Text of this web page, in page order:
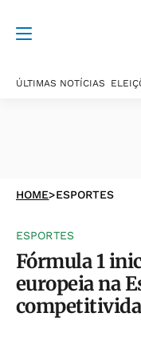
ÚLTIMAS NOTÍCIAS
HOME>ESPORTES
ESPORTES
Fórmula 1
europeia na